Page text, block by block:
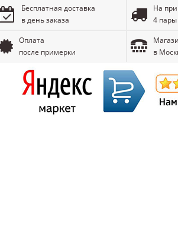
Бесплатная доставка
в день заказа
На
4 пары
Оплата
после примерки
в